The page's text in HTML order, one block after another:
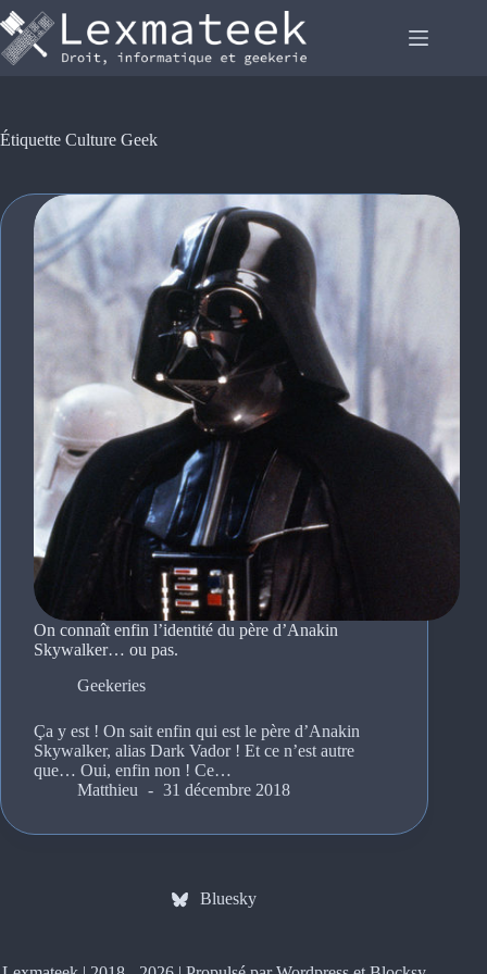
Passer
au
contenu
Étiquette Culture Geek
On connaît enfin l’identité du père d’Anakin
Skywalker… ou pas.
Geekeries
Ça y est ! On sait enfin qui est le père d’Anakin
Skywalker, alias Dark Vador ! Et ce n’est autre
que… Oui, enfin non ! Ce…
Matthieu
31 décembre 2018
Bluesky